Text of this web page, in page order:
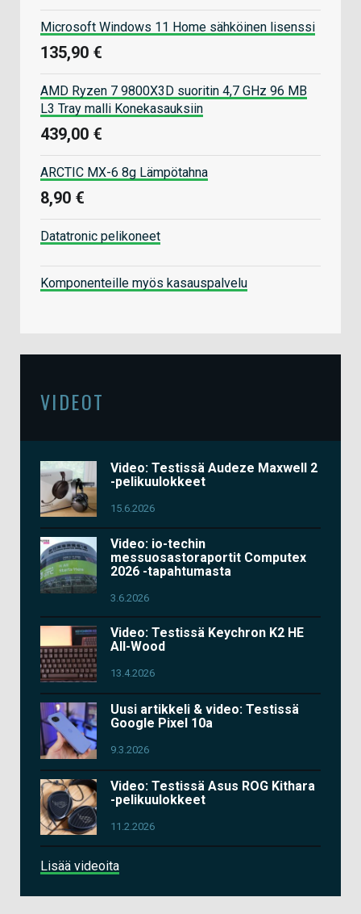
Microsoft Windows 11 Home sähköinen lisenssi
135,90 €
AMD Ryzen 7 9800X3D suoritin 4,7 GHz 96 MB
L3 Tray malli Konekasauksiin
439,00 €
ARCTIC MX-6 8g Lämpötahna
8,90 €
Datatronic pelikoneet
Komponenteille myös kasauspalvelu
VIDEOT
Video: Testissä Audeze Maxwell 2
-pelikuulokkeet
15.6.2026
Video: io-techin
messuosastoraportit Computex
2026 -tapahtumasta
3.6.2026
Video: Testissä Keychron K2 HE
All-Wood
13.4.2026
Uusi artikkeli & video: Testissä
Google Pixel 10a
9.3.2026
Video: Testissä Asus ROG Kithara
-pelikuulokkeet
11.2.2026
Lisää videoita